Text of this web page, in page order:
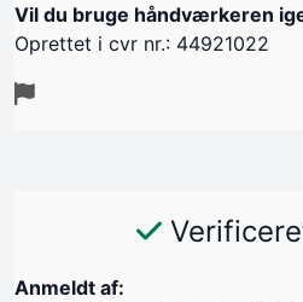
Vil du bruge håndværkeren
Oprettet i cvr nr.: 44921022
Anmeldt af: